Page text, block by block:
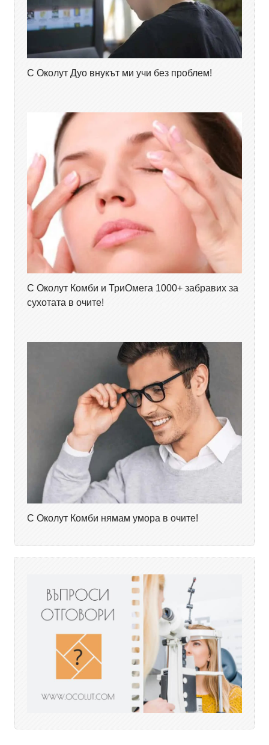
С Околут Дуо внукът ми учи без проблем!
С Околут Комби и ТриОмега 1000+ забравих за
сухотата в очите!
С Околут Комби нямам умора в очите!